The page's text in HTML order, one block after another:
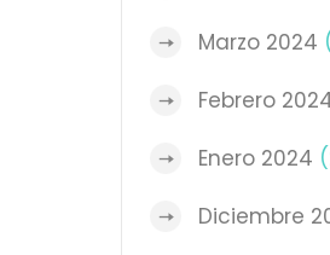
Marzo 2024
Febrero
Enero 2024
Diciembre